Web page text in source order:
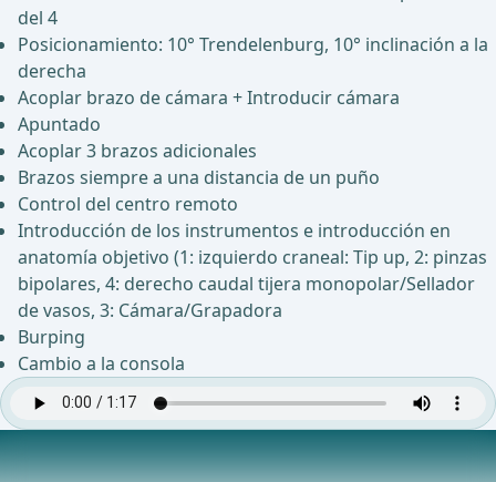
del 4
Posicionamiento: 10° Trendelenburg, 10° inclinación a la
derecha
Acoplar brazo de cámara + Introducir cámara
Apuntado
Acoplar 3 brazos adicionales
Brazos siempre a una distancia de un puño
Control del centro remoto
Introducción de los instrumentos e introducción en
anatomía objetivo (1: izquierdo craneal: Tip up, 2: pinzas
bipolares, 4: derecho caudal tijera monopolar/Sellador
de vasos, 3: Cámara/Grapadora
Burping
Cambio a la consola
Seccionamiento de los vasos